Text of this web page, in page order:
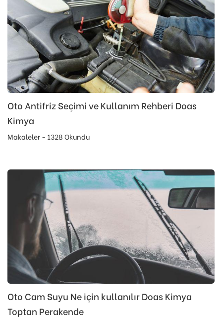
Oto Antifriz Seçimi ve Kullanım Rehberi Doas
Kimya
Makaleler - 1328 Okundu
Oto Cam Suyu Ne için kullanılır Doas Kimya
Toptan Perakende